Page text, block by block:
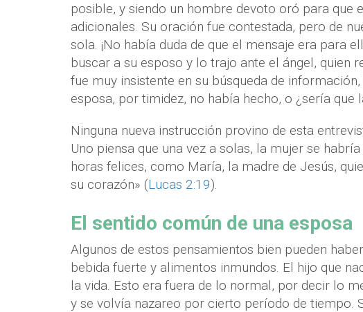
posible, y siendo un hombre devoto oró para que
adicionales. Su oración fue contestada, pero de
sola. ¡No había duda de que el mensaje era para
buscar a su esposo y lo trajo ante el ángel,
fue muy insistente en su búsqueda de
esposa, por timidez, no había hecho, o ¿sería
Ninguna nueva instrucción provino de esta
Uno piensa que una vez a solas, la mujer se
horas felices, como María, la madre de Jesús,
su corazón» (Lucas 2:19).
El sentido común de una esposa
Algunos de estos pensamientos bien pueden
bebida fuerte y alimentos inmundos. El hijo que
la vida. Esto era fuera de lo normal, por decir lo
y se volvía nazareo por cierto período de tiempo.